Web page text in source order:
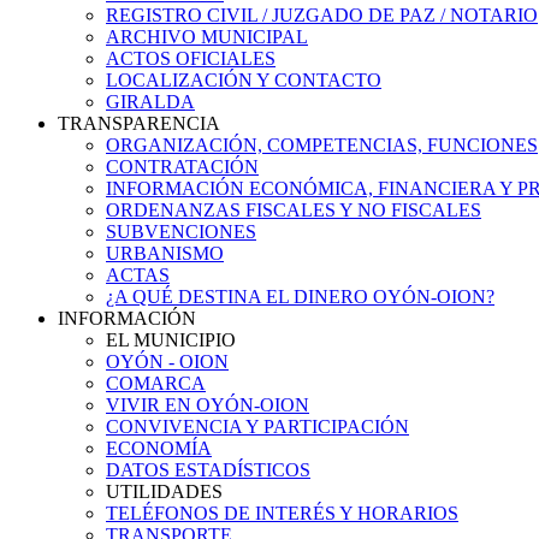
REGISTRO CIVIL / JUZGADO DE PAZ / NOTARIO
ARCHIVO MUNICIPAL
ACTOS OFICIALES
LOCALIZACIÓN Y CONTACTO
GIRALDA
TRANSPARENCIA
ORGANIZACIÓN, COMPETENCIAS, FUNCIONES
CONTRATACIÓN
INFORMACIÓN ECONÓMICA, FINANCIERA Y
ORDENANZAS FISCALES Y NO FISCALES
SUBVENCIONES
URBANISMO
ACTAS
¿A QUÉ DESTINA EL DINERO OYÓN-OION?
INFORMACIÓN
EL MUNICIPIO
OYÓN - OION
COMARCA
VIVIR EN OYÓN-OION
CONVIVENCIA Y PARTICIPACIÓN
ECONOMÍA
DATOS ESTADÍSTICOS
UTILIDADES
TELÉFONOS DE INTERÉS Y HORARIOS
TRANSPORTE